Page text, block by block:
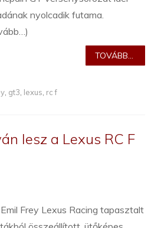
nyolcadik futama.
TOVÁBB...
gt3 lexus rc f
lesz a Lexus RC F
Frey Lexus Racing tapasztalt